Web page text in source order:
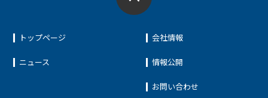
トップページ
ニュース
会社情報
情報公開
お問い合わせ